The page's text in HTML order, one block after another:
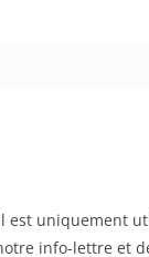
est uniquement
info-lettre et